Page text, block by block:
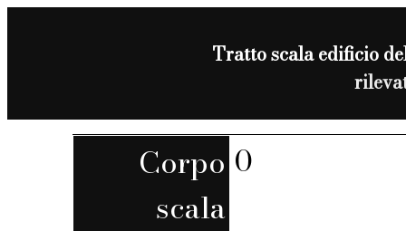
Tratto scala edificio
Corpo
scala
0